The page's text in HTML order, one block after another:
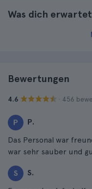
Was dich erwartet
Bewertungen
4.6 · 456
P P.
Das Personal war
war sehr sauber und
S S.